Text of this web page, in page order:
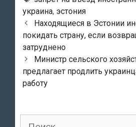
украина, эстония
Post
navigation
Находящиеся в Эстонии
покидать страну, если
затруднено
Министр сельского
предлагает продлить
работу
Поиск